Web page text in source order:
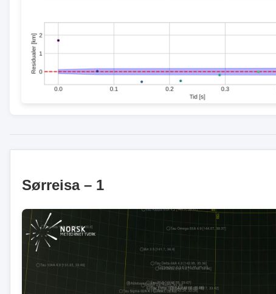
Sørreisa – 1